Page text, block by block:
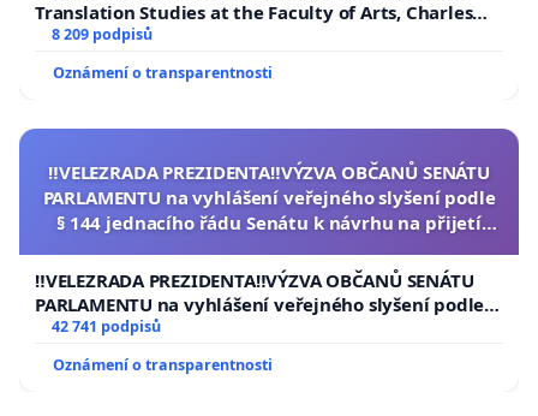
Translation Studies at the Faculty of Arts, Charles
University
8 209 podpisů
Oznámení o transparentnosti
‼️VELEZRADA PREZIDENTA‼️VÝZVA OBČANŮ SENÁTU
PARLAMENTU na vyhlášení veřejného slyšení podle
§ 144 jednacího řádu Senátu k návrhu na přijetí
republiky
‼️VELEZRADA PREZIDENTA‼️VÝZVA OBČANŮ SENÁTU
PARLAMENTU na vyhlášení veřejného slyšení podle §
144 jednacího řádu Senátu k návrhu na přijetí
republiky
42 741 podpisů
Oznámení o transparentnosti